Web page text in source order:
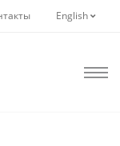
English